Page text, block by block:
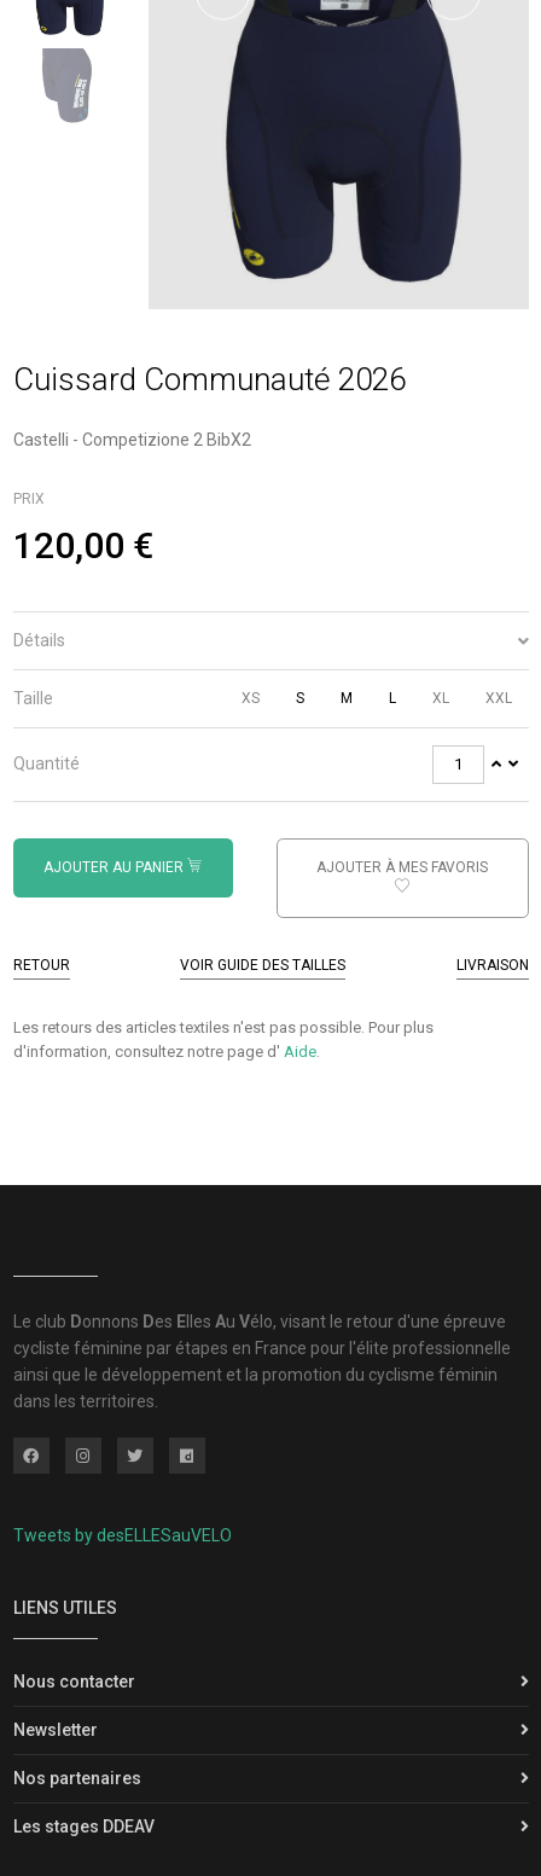
Cuissard Communauté 2026
Castelli - Competizione 2 BibX2
PRIX
120,00 €
Détails
Taille XS S M L XL XXL
Quantité
AJOUTER AU PANIER AJOUTER À MES FAVORIS
RETOUR VOIR GUIDE DES TAILLES LIVRAISON
Les retours des articles textiles n'est pas possible. Pour plus
d'information, consultez notre page d' Aide.
Le club Donnons Des Elles Au Vélo, visant le retour d'une épreuve
cycliste féminine par étapes en France pour l'élite professionnelle
ainsi que le développement et la promotion du cyclisme féminin
dans les territoires.
Tweets by desELLESauVELO
LIENS UTILES
Nous contacter
Newsletter
Nos partenaires
Les stages DDEAV